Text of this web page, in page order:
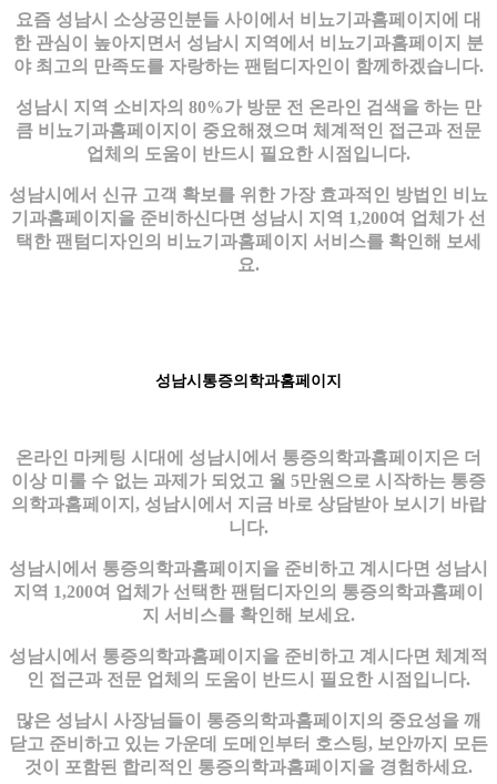
요즘 성남시 소상공인분들 사이에서 비뇨기과홈페이지에 대
한 관심이 높아지면서 성남시 지역에서 비뇨기과홈페이지 분
야 최고의 만족도를 자랑하는 팬텀디자인이 함께하겠습니다.
성남시 지역 소비자의 80%가 방문 전 온라인 검색을 하는 만
큼 비뇨기과홈페이지이 중요해졌으며 체계적인 접근과 전문
업체의 도움이 반드시 필요한 시점입니다.
성남시에서 신규 고객 확보를 위한 가장 효과적인 방법인 비뇨
기과홈페이지을 준비하신다면 성남시 지역 1,200여 업체가 선
택한 팬텀디자인의 비뇨기과홈페이지 서비스를 확인해 보세
요.
성남시통증의학과홈페이지
온라인 마케팅 시대에 성남시에서 통증의학과홈페이지은 더
이상 미룰 수 없는 과제가 되었고 월 5만원으로 시작하는 통증
의학과홈페이지, 성남시에서 지금 바로 상담받아 보시기 바랍
니다.
성남시에서 통증의학과홈페이지을 준비하고 계시다면 성남시
지역 1,200여 업체가 선택한 팬텀디자인의 통증의학과홈페이
지 서비스를 확인해 보세요.
성남시에서 통증의학과홈페이지을 준비하고 계시다면 체계적
인 접근과 전문 업체의 도움이 반드시 필요한 시점입니다.
많은 성남시 사장님들이 통증의학과홈페이지의 중요성을 깨
닫고 준비하고 있는 가운데 도메인부터 호스팅, 보안까지 모든
것이 포함된 합리적인 통증의학과홈페이지을 경험하세요.